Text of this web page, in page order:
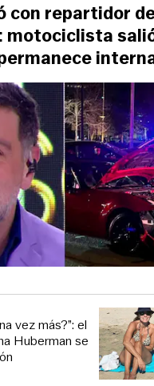
con repartidor
motociclista
vez más?”: el
Huberman se